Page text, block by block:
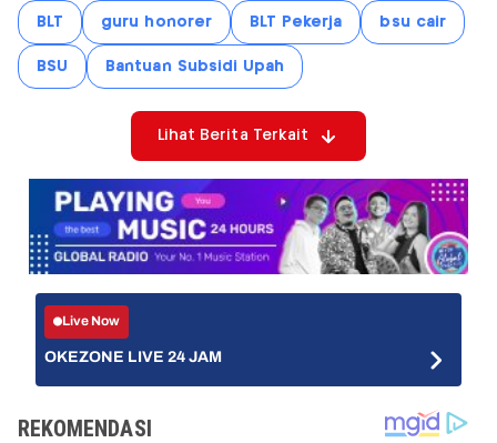
BLT guru honorer BLT Pekerja bsu cair
BSU Bantuan Subsidi Upah
Lihat Berita Terkait
Live Now
OKEZONE LIVE 24 JAM